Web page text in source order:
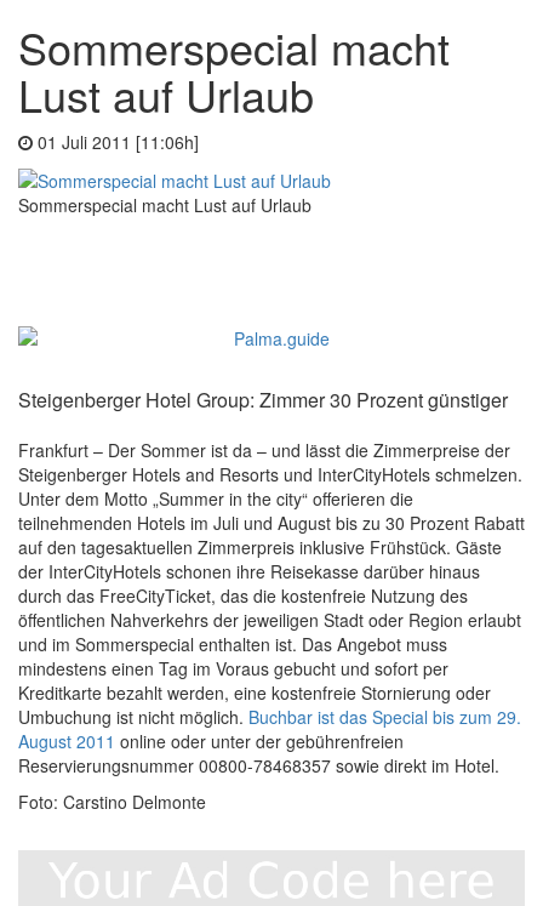
Sommerspecial macht
Lust auf Urlaub
01 Juli 2011 [11:06h]
Sommerspecial macht Lust auf Urlaub
Steigenberger Hotel Group: Zimmer 30 Prozent günstiger
Frankfurt – Der Sommer ist da – und lässt die Zimmerpreise der
Steigenberger Hotels and Resorts und InterCityHotels schmelzen.
Unter dem Motto „Summer in the city“ offerieren die
teilnehmenden Hotels im Juli und August bis zu 30 Prozent Rabatt
auf den tagesaktuellen Zimmerpreis inklusive Frühstück. Gäste
der InterCityHotels schonen ihre Reisekasse darüber hinaus
durch das FreeCityTicket, das die kostenfreie Nutzung des
öffentlichen Nahverkehrs der jeweiligen Stadt oder Region erlaubt
und im Sommerspecial enthalten ist. Das Angebot muss
mindestens einen Tag im Voraus gebucht und sofort per
Kreditkarte bezahlt werden, eine kostenfreie Stornierung oder
Umbuchung ist nicht möglich. Buchbar ist das Special bis zum 29.
August 2011 online oder unter der gebührenfreien
Reservierungsnummer 00800-78468357 sowie direkt im Hotel.
Foto: Carstino Delmonte